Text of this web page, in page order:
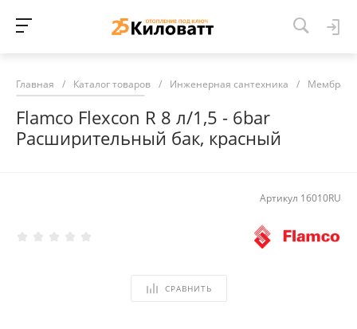
Главная / Каталог товаров / Инженерная сантехника /
Flamco Flexcon R 8 л/1,5 - 6bar
Расширительный бак, красный
Артикул 16010RU
СРАВНИТЬ